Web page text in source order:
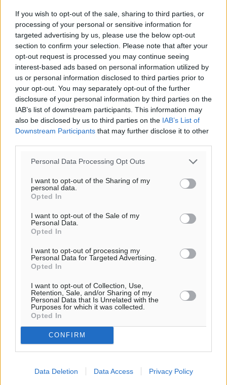
If you wish to opt-out of the sale, sharing to third parties, or
processing of your personal or sensitive information for
targeted advertising by us, please use the below opt-out
section to confirm your selection. Please note that after your
opt-out request is processed you may continue seeing
interest-based ads based on personal information utilized by
us or personal information disclosed to third parties prior to
your opt-out. You may separately opt-out of the further
disclosure of your personal information by third parties on the
IAB’s list of downstream participants. This information may
also be disclosed by us to third parties on the IAB’s List of
Downstream Participants that may further disclose it to other
Personal Data Processing Opt Outs
I want to opt-out of the Sharing of my
personal data.
Opted In
I want to opt-out of the Sale of my
Personal Data.
Opted In
I want to opt-out of processing my
Personal Data for Targeted Advertising.
Opted In
I want to opt-out of Collection, Use,
Retention, Sale, and/or Sharing of my
Personal Data that Is Unrelated with the
Purposes for which it was collected.
Opted In
CONFIRM
Data Deletion Data Access Privacy Policy
Ροή ειδήσεων
Ελλάδα
Ειδήσεις• πριν 12 ώρες
Ο.Φ. Ιστρίου: Καρέ ανανεώσεων σε άξονα και
μετόπισθεν
Αθλητικά• πριν 13 ώρες
και στο κεφάλι του σε εστιατόριο ακούγοντας Άννα
Βίσση
Τοπικές Ειδήσεις• πριν 13 ώρες
Στο Επιμελητήριο Δωδεκανήσου σήμερα ο Πρέσβης
της Βραζιλίας Laudemar Aguiar